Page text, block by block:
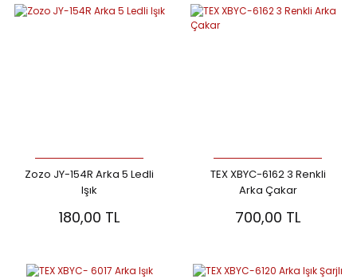
Zozo JY-154R Arka 5 Ledli
Işık
180,00 TL
TEX XBYC-6162 3 Renkli
Arka Çakar
700,00 TL